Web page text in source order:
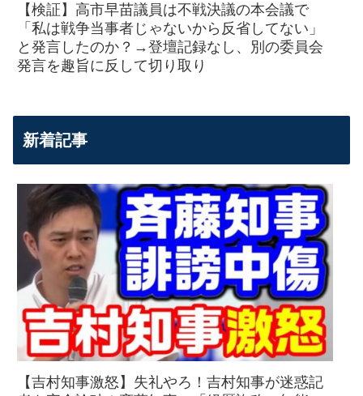
【検証】高市早苗議員は不戦決議の本会議で
「私は戦争当事者じゃないから反省してない」
と発言したのか？→登壇記録なし、別の委員会
発言を趣旨に反して切り取り
新着記事
【吉村知事激怒】失礼やろ！吉村知事が迷惑記